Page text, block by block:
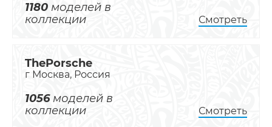
1180 моделей в
коллекции
Смотреть
ThePorsche
г Москва, Россия
1056моделей в
коллекции
Смотреть